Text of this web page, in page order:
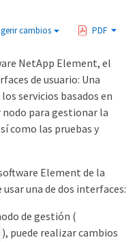
cambios PDF
NetApp Element, el
de usuario: Una
servicios basados en
nodo para gestionar la
como las pruebas y
Element de la
una de dos interfaces:
de gestión (
), puede realizar cambios